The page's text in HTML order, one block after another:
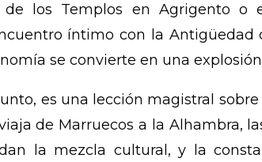
los Templos en Agrigento o
íntimo con la Antigüedad
se convierte en una
es una lección magistral sobre
de Marruecos a la Alhambra,
la mezcla cultural, y la